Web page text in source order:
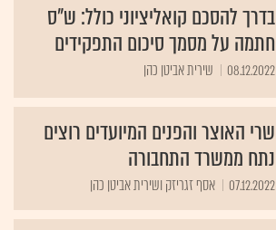
בדרך להסכם קואליציוני כולל: ש"ס
חתמה על מסמך סיכום התפקידים
08.12.2022 שירית אביטן כהן
שרי האוצר והפנים המיועדים רוצים
נתח ממשרד התחבורה
07.12.2022 אסף זגריזק ושירית אביטן כהן